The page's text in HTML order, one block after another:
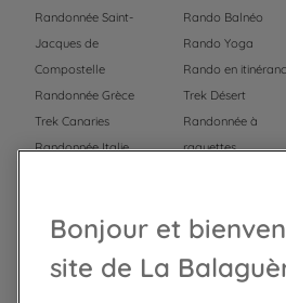
Randonnée Saint-
Jacques de
Compostelle
Randonnée Grèce
Trek Canaries
Randonnée Italie
Trek Mauritanie
Rando Balnéo
Rando Yoga
Rando en
Trek Désert
Randonnée à
raquettes
Trek
Bonjour et
site de La